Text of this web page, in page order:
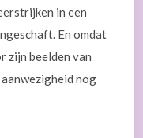
in een
En omdat
zijn beelden van
nog